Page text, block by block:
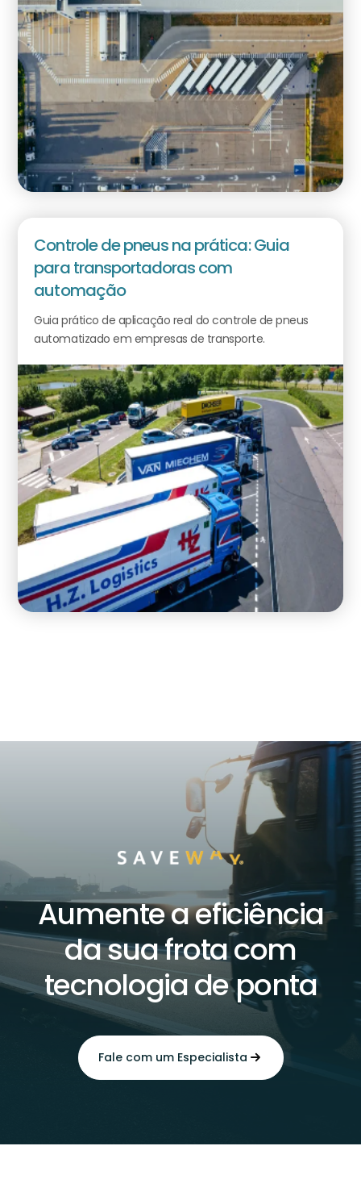
Controle de pneus na prática: Guia
para transportadoras com
automação
Guia prático de aplicação real do controle de pneus
automatizado em empresas de transporte.
Aumente a eficiência
da sua frota com
tecnologia de ponta
Fale com um Especialista